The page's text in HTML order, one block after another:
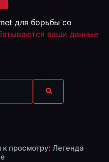
для борьбы со
ваши данные
просмотру: Легенда